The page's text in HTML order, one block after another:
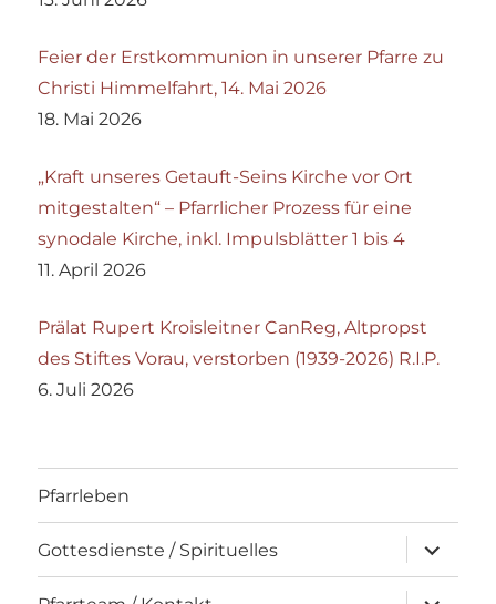
Feier der Erstkommunion in unserer Pfarre zu
Christi Himmelfahrt, 14. Mai 2026
18. Mai 2026
„Kraft unseres Getauft-Seins Kirche vor Ort
mitgestalten“ – Pfarrlicher Prozess für eine
synodale Kirche, inkl. Impulsblätter 1 bis 4
11. April 2026
Prälat Rupert Kroisleitner CanReg, Altpropst
des Stiftes Vorau, verstorben (1939-2026) R.I.P.
6. Juli 2026
Pfarrleben
Gottesdienste / Spirituelles
öffnen